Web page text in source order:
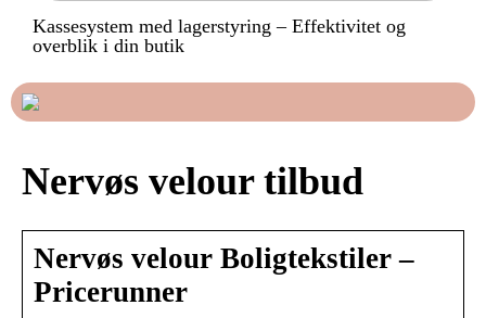
Kassesystem med lagerstyring – Effektivitet og
overblik i din butik
Nervøs velour tilbud
Nervøs velour Boligtekstiler –
Pricerunner